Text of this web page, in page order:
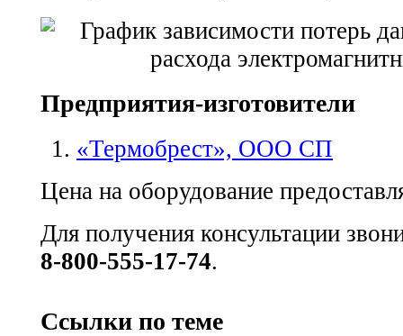
Предприятия-изготовители
«Термобрест», ООО СП
Цена на оборудование
Для получения консультации
8-800-555-17-74.
Ссылки по теме